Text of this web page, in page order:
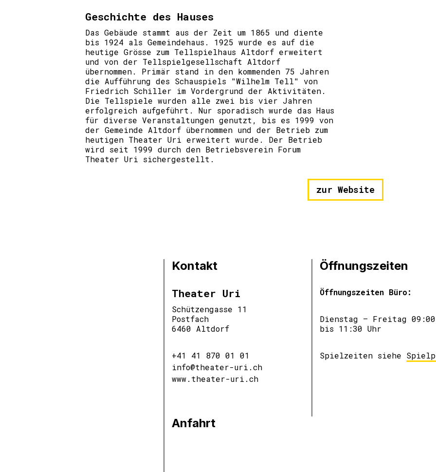
Geschichte des Hauses
Das Gebäude stammt aus der Zeit um 1865 und diente
bis 1924 als Gemeindehaus. 1925 wurde es auf die
heutige Grösse zum Tellspielhaus Altdorf erweitert
und von der Tellspielgesellschaft Altdorf
übernommen. Primär stand in den kommenden 75 Jahren
die Aufführung des Schauspiels "Wilhelm Tell" von
Friedrich Schiller im Vordergrund der Aktivitäten.
Die Tellspiele wurden alle zwei bis vier Jahren
erfolgreich aufgeführt. Nur sporadisch wurde das Haus
für diverse Veranstaltungen genutzt, bis es 1999 von
der Gemeinde Altdorf übernommen und der Betrieb zum
heutigen Theater Uri erweitert wurde. Der Betrieb
wird seit 1999 durch den Betriebsverein Forum
Theater Uri sichergestellt.
zur Website
Kontakt
Theater Uri
Schützengasse 11
Postfach
6460 Altdorf
+41 41 870 01 01
info@theater-uri.ch
www.theater-uri.ch
Öffnungszeiten
Öffnungszeiten Büro:
Dienstag – Freitag 09:00
bis 11:30 Uhr
Spielzeiten siehe
Anfahrt